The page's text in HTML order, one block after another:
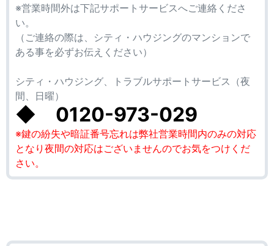
※営業時間外は下記サポートサービスへご連絡くださ
い。
（ご連絡の際は、シティ・ハウジングのマンションで
ある事を必ずお伝えください）
シティ・ハウジング、トラブルサポートサービス（夜
間、日曜）
◆ 0120-973-029
※鍵の紛失や暗証番号忘れは弊社営業時間内のみの対応
となり夜間の対応はございませんのでお気をつけくだ
さい。